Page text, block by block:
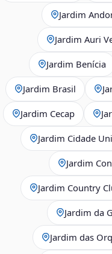
Jardim
Jardim Auri
Jardim Benícia
Jardim Brasil
Jardim Cecap
Jardim Cidade
Jardim
Jardim Country
Jardim da
Jardim das